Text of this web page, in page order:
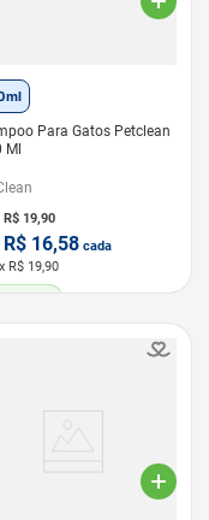
Para Gatos Petclean
Ml
R$ 19,90
R$ 16,58 cada
x R$ 19,90